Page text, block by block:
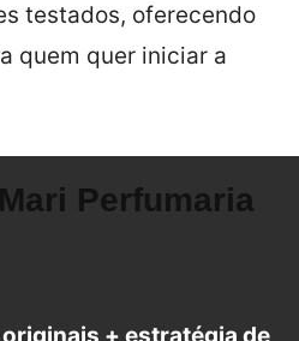
testados, oferecendo
quem quer iniciar a
Perfumaria